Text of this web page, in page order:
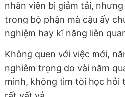
nhân viên bị giảm tải,
trong bộ phận mà cậu ấy
nghiệm hay kĩ năng liên
Không quen với việc mới,
nghiêm trọng do vài năm
mình, không tìm tòi học hỏi